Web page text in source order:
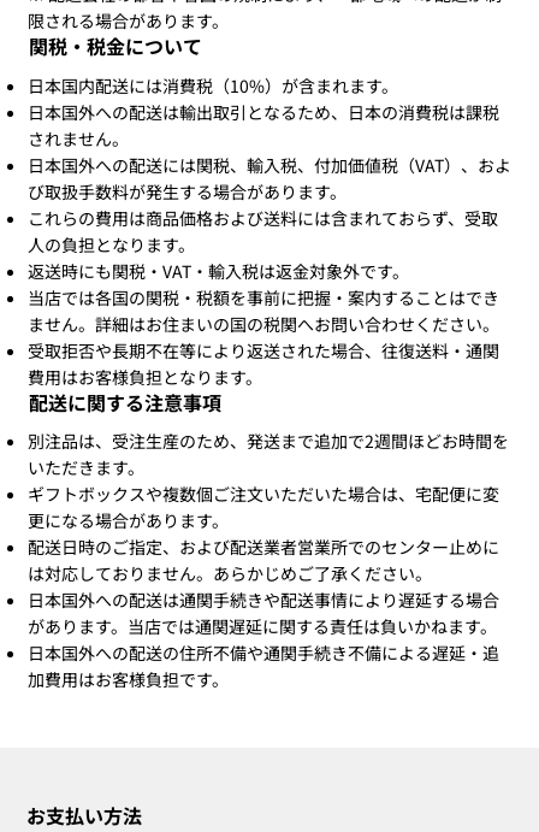
限される場合があります。
日本国内配送には消費税（10%）が含まれます。
日本国外への配送は輸出取引となるため、日本の消費税は課税
されません。
日本国外への配送には関税、輸入税、付加価値税（VAT）、およ
び取扱手数料が発生する場合があります。
これらの費用は商品価格および送料には含まれておらず、受取
人の負担となります。
返送時にも関税・VAT・輸入税は返金対象外です。
当店では各国の関税・税額を事前に把握・案内することはでき
ません。詳細はお住まいの国の税関へお問い合わせください。
受取拒否や長期不在等により返送された場合、往復送料・通関
費用はお客様負担となります。
関税・税金について
別注品は、受注生産のため、発送まで追加で2週間ほどお時間を
いただきます。
ギフトボックスや複数個ご注文いただいた場合は、宅配便に変
更になる場合があります。
配送日時のご指定、および配送業者営業所でのセンター止めに
は対応しておりません。あらかじめご了承ください。
日本国外への配送は通関手続きや配送事情により遅延する場合
があります。当店では通関遅延に関する責任は負いかねます。
日本国外への配送の住所不備や通関手続き不備による遅延・追
加費用はお客様負担です。
配送に関する注意事項
お支払い方法